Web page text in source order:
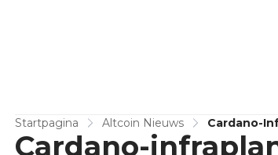
Startpagina Altcoin Nieuws Cardano-
Cardano-